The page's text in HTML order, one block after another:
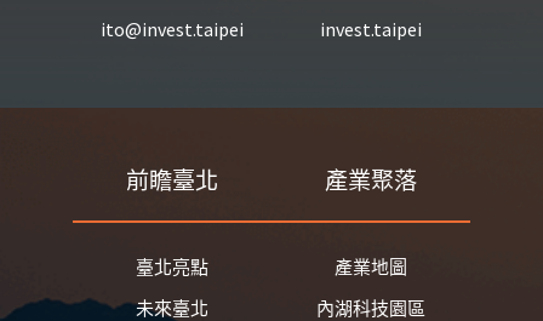
ito@invest.taipei invest.taipei
前瞻臺北
臺北亮點
未來臺北
產業聚落
產業地圖
內湖科技園區